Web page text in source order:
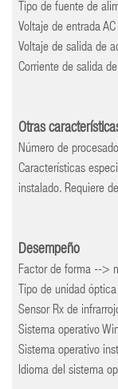
Tipo de fuente de
Voltaje de entrada
Voltaje de salida de
Corriente de salida
Otras
Número de
Características
instalado. Requiere
Desempeño
Factor de forma -->
Tipo de unidad
Sensor Rx de
Sistema operativo
Sistema operativo
Idioma del sistema